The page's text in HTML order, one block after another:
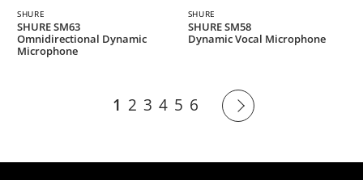
SHURE
SHURE SM63
Omnidirectional Dynamic
Microphone
SHURE
SHURE SM58
Dynamic Vocal Microphone
1 2 3 4 5 6